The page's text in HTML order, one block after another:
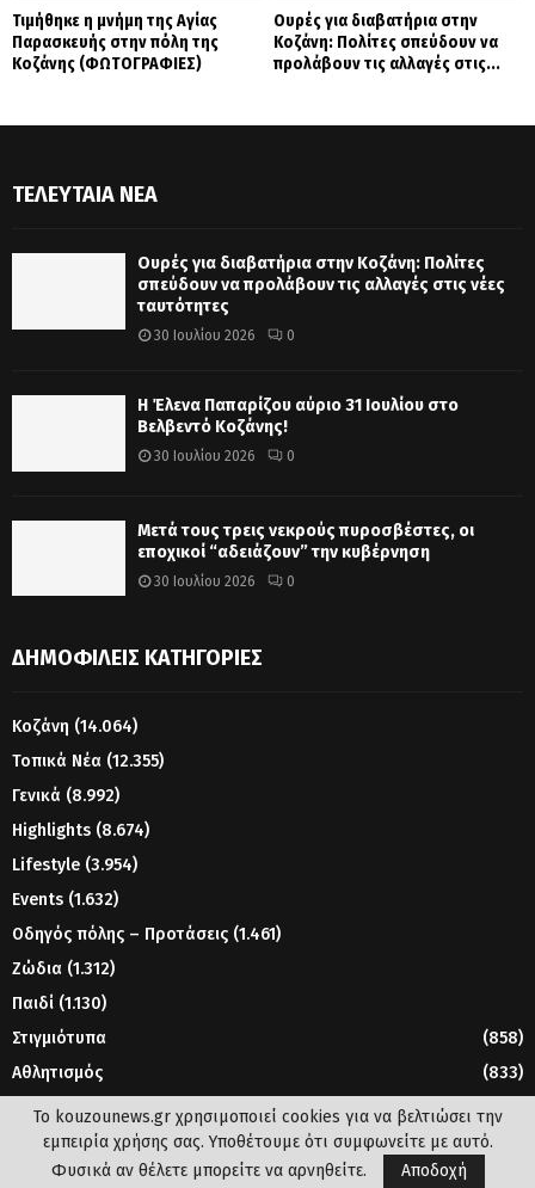
Τιμήθηκε η μνήμη της Αγίας
Παρασκευής στην πόλη της
Κοζάνης (ΦΩΤΟΓΡΑΦΙΕΣ)
Ουρές για διαβατήρια στην
Κοζάνη: Πολίτες σπεύδουν να
προλάβουν τις αλλαγές στις...
ΤΕΛΕΥΤΑΊΑ ΝΈΑ
Ουρές για διαβατήρια στην Κοζάνη: Πολίτες
σπεύδουν να προλάβουν τις αλλαγές στις νέες
ταυτότητες
30 Ιουλίου 2026 0
Η Έλενα Παπαρίζου αύριο 31 Ιουλίου στο
Βελβεντό Κοζάνης!
30 Ιουλίου 2026 0
Μετά τους τρεις νεκρούς πυροσβέστες, οι
εποχικοί “αδειάζουν” την κυβέρνηση
30 Ιουλίου 2026 0
ΔΗΜΟΦΙΛΕΊΣ ΚΑΤΗΓΟΡΊΕΣ
Κοζάνη (14.064)
Τοπικά Νέα (12.355)
Γενικά (8.992)
Highlights (8.674)
Lifestyle (3.954)
Events (1.632)
Οδηγός πόλης – Προτάσεις (1.461)
Ζώδια (1.312)
Παιδί (1.130)
Στιγμιότυπα
(858)
Αθλητισμός
(833)
Γυναίκα
Το kouzounews.gr χρησιμοποιεί cookies για να βελτιώσει την
εμπειρία χρήσης σας. Υποθέτουμε ότι συμφωνείτε με αυτό.
Φυσικά αν θέλετε μπορείτε να αρνηθείτε.
Αποδοχή